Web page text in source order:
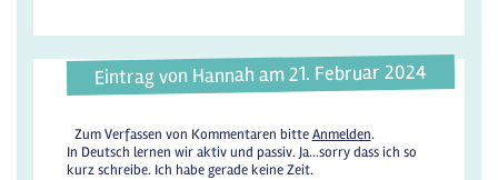
Eintrag von Hannah am 21. Februar 2024
Zum Verfassen von Kommentaren bitteAnmelden.
In Deutsch lernen wir aktiv und passiv. Ja...sorry dass ich so
kurz schreibe. Ich habe gerade keine Zeit.